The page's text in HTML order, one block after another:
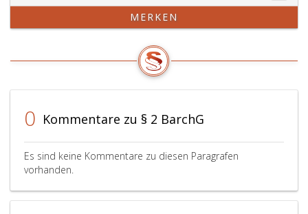
MERKEN
0 Kommentare zu § 2 BarchG
Es sind keine Kommentare zu diesen Paragrafen
vorhanden.